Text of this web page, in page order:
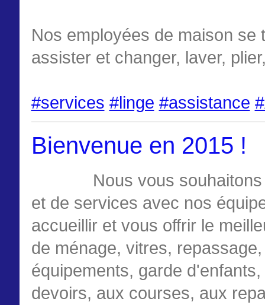
Nos employées de maison
assister et changer, laver,
#services #linge #assistance
Bienvenue en 2015 !
Nous vous
et de services avec nos
accueillir et vous offrir le
de ménage, vitres,
équipements, garde
devoirs, aux courses, aux